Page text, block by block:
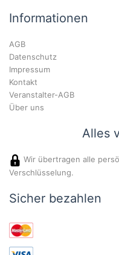
Informationen
AGB
Datenschutz
Impressum
Kontakt
Veranstalter-AGB
Über uns
Alles
Wir übertragen alle
Verschlüsselung.
Sicher bezahlen